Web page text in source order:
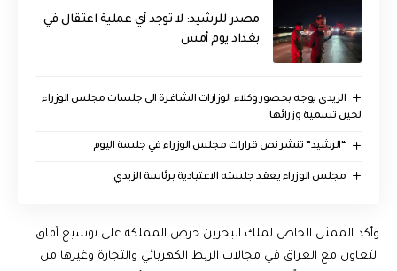
مصدر للرشيد: لا توجد أي عملية اعتقال في
بغداد يوم أمس
الزيدي يوجه بحضور وكلاء الوزارات الشاغرة الى جلسات مجلس الوزراء
لحين تسمية وزرائها
“الرشيد” تنشر نص قرارات مجلس الوزراء في جلسة اليوم
مجلس الوزراء يعقد جلسته الاعتيادية برئاسة الزيدي
وأكد الممثل الخاص لملك البحرين حرص المملكة على توسيع آفاق
التعاون مع العراق في مجالات الربط الكهربائي والتجارة وغيرها من